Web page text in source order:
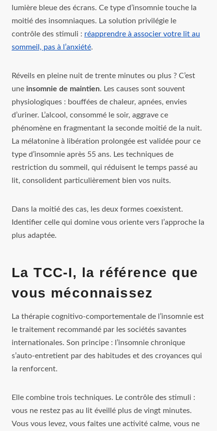
lumière bleue des écrans. Ce type d’insomnie touche la
moitié des insomniaques. La solution privilégie le
contrôle des stimuli : réapprendre à associer votre lit au
sommeil, pas à l’anxiété.
Réveils en pleine nuit de trente minutes ou plus ? C’est
une insomnie de maintien. Les causes sont souvent
physiologiques : bouffées de chaleur, apnées, envies
d’uriner. L’alcool, consommé le soir, aggrave ce
phénomène en fragmentant la seconde moitié de la nuit.
La mélatonine à libération prolongée est validée pour ce
type d’insomnie après 55 ans. Les techniques de
restriction du sommeil, qui réduisent le temps passé au
lit, consolident particulièrement bien vos nuits.
Dans la moitié des cas, les deux formes coexistent.
Identifier celle qui domine vous oriente vers l’approche la
plus adaptée.
La TCC-I, la référence que
vous méconnaissez
La thérapie cognitivo-comportementale de l’insomnie est
le traitement recommandé par les sociétés savantes
internationales. Son principe : l’insomnie chronique
s’auto-entretient par des habitudes et des croyances qui
la renforcent.
Elle combine trois techniques. Le contrôle des stimuli :
vous ne restez pas au lit éveillé plus de vingt minutes.
Vous vous levez, vous faites une activité calme, vous ne